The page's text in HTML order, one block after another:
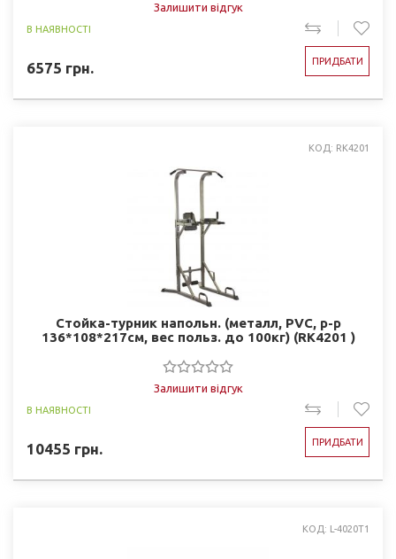
Залишити відгук
В НАЯВНОСТІ
6575 грн. ПРИДБАТИ
КОД: RK4201
Стойка-турник напольн. (металл, PVC, р-р
136*108*217см, вес польз. до 100кг) (RK4201 )
Залишити відгук
В НАЯВНОСТІ
10455 грн. ПРИДБАТИ
КОД: L-4020T1